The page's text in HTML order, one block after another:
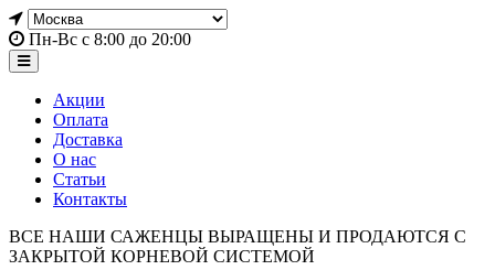
Пн-Вс с 8:00 до 20:00
Акции
Оплата
Доставка
О нас
Статьи
Контакты
ВСЕ НАШИ САЖЕНЦЫ ВЫРАЩЕНЫ И ПРОДАЮТСЯ С
ЗАКРЫТОЙ КОРНЕВОЙ СИСТЕМОЙ